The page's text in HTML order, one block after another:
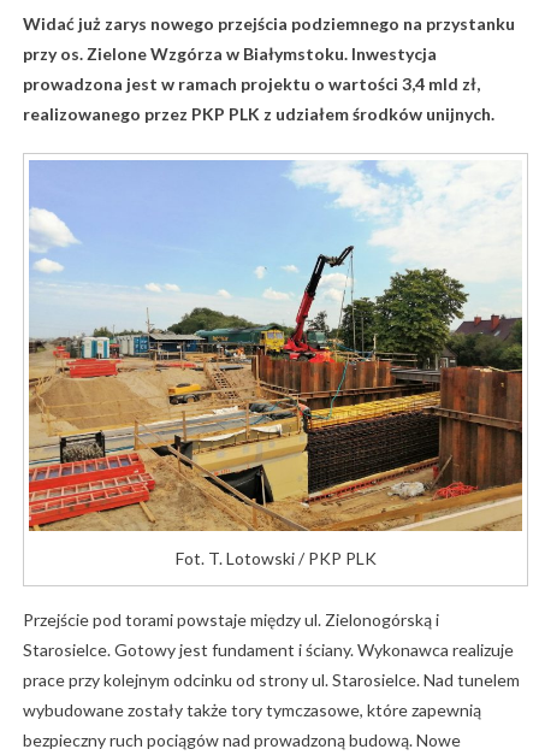
Widać już zarys nowego przejścia podziemnego na przystanku
przy os. Zielone Wzgórza w Białymstoku. Inwestycja
prowadzona jest w ramach projektu o wartości 3,4 mld zł,
realizowanego przez PKP PLK z udziałem środków unijnych.
Fot. T. Lotowski / PKP PLK
Przejście pod torami powstaje między ul. Zielonogórską i
Starosielce. Gotowy jest fundament i ściany. Wykonawca realizuje
prace przy kolejnym odcinku od strony ul. Starosielce. Nad tunelem
wybudowane zostały także tory tymczasowe, które zapewnią
bezpieczny ruch pociągów nad prowadzoną budową. Nowe